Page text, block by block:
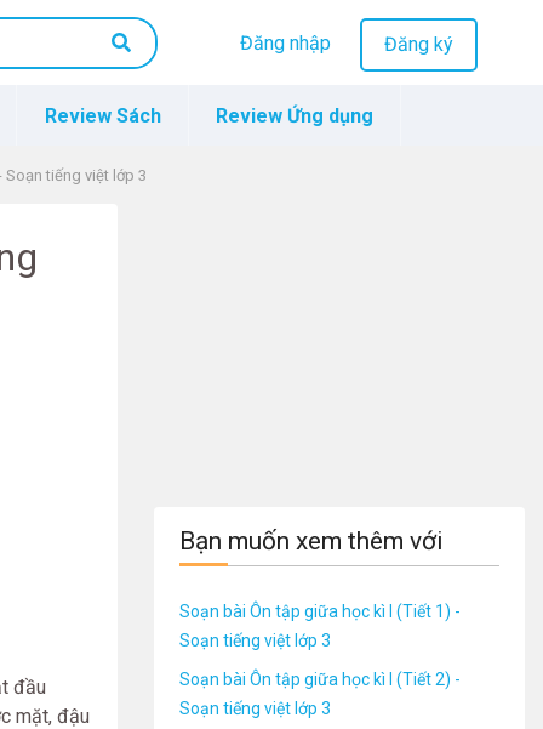
Đăng nhập Đăng ký
Review Sách Review Ứng dụng
Soạn tiếng việt lớp 3
đầu
mặt, đậu
Bạn muốn xem thêm với
Soạn bài Ôn tập giữa học kì I (Tiết 1) -
Soạn tiếng việt lớp 3
Soạn bài Ôn tập giữa học kì I (Tiết 2) -
Soạn tiếng việt lớp 3